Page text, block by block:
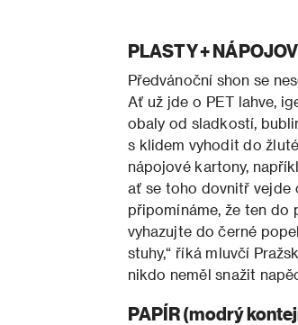
PLASTY +
Předvánoční shon se
Ať už jde o PET lahve,
obaly od sladkostí,
s klidem vyhodit do
nápojové kartony,
ať se toho dovnitř vejde
připomínáme, že ten do
vyhazujte do černé
stuhy,“ říká mluvčí
nikdo neměl snažit
PAPÍR (modrý